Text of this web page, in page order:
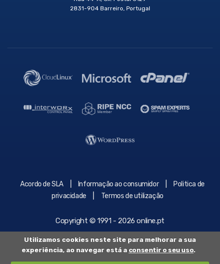
2831-904 Barreiro, Portugal
Acordo de SLA Informação ao consumidor
Politica de
privacidade
Termos de utilização
Copyright © 1991 - 2026 online.pt
Utilizamos cookies neste site para melhorar a sua
experiência, ao navegar está a consentir o seu uso.